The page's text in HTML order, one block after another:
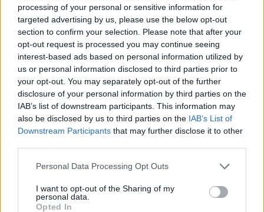
processing of your personal or sensitive information for
targeted advertising by us, please use the below opt-out
section to confirm your selection. Please note that after your
opt-out request is processed you may continue seeing
interest-based ads based on personal information utilized by
us or personal information disclosed to third parties prior to
your opt-out. You may separately opt-out of the further
disclosure of your personal information by third parties on the
IAB’s list of downstream participants. This information may
also be disclosed by us to third parties on the IAB’s List of
Downstream Participants that may further disclose it to other
Personal Data Processing Opt Outs
I want to opt-out of the Sharing of my
personal data.
Opted In
Edición de fin de semana de los informativos de Castilla-
La Mancha Televisión. Esther Coca acerca la actualidad
más relevante de la jornada, prestando un especial
interés a las noticias de la comunidad.
14:45
La Cancha
Toda la actualidad deportiva de la mano de David
Vidales y Álvaro Seguí. Tras el informativo, este espacio
muestra las imágenes de todos los encuentros, los goles
y las polémicas de todos los equipos regionales y
nacionales.
14:55
El tiempo
Espacio informativo sobre la previsión meteorológica de
En profundidad